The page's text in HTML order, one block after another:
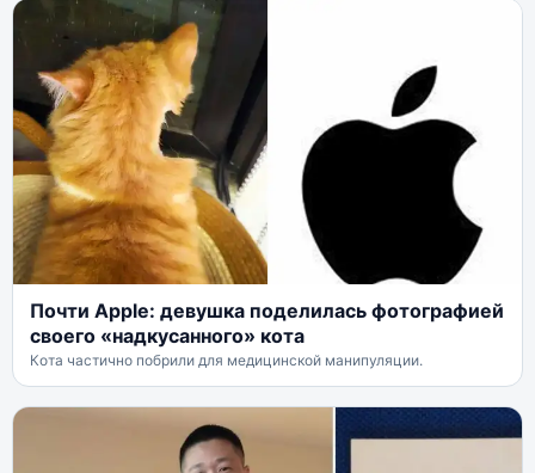
Почти Apple: девушка поделилась фотографией
своего «надкусанного» кота
Кота частично побрили для медицинской манипуляции.